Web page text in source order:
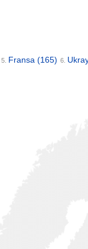
5. Fransa (165) 6.